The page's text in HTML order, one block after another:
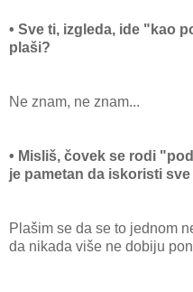
• Sve ti, izgleda, ide "kao
plaši?
Ne znam, ne znam...
• Misliš, čovek se rodi
je pametan da iskoristi sve
Plašim se da se to jednom
da nikada više ne dobiju